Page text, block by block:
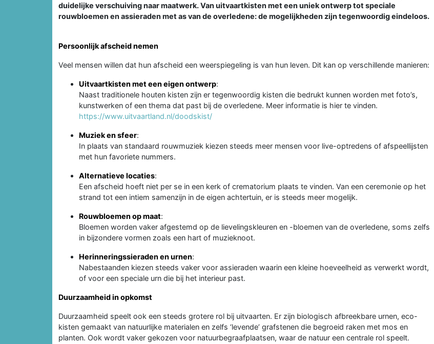
duidelijke verschuiving naar maatwerk. Van uitvaartkisten met een uniek ontwerp tot speciale
rouwbloemen en assieraden met as van de overledene: de mogelijkheden zijn tegenwoordig eindeloos.
Persoonlijk afscheid nemen
Veel mensen willen dat hun afscheid een weerspiegeling is van hun leven. Dit kan op verschillende manieren:
Uitvaartkisten met een eigen ontwerp:
Naast traditionele houten kisten zijn er tegenwoordig kisten die bedrukt kunnen worden met foto’s,
kunstwerken of een thema dat past bij de overledene. Meer informatie is hier te vinden.
https://www.uitvaartland.nl/doodskist/
Muziek en sfeer:
In plaats van standaard rouwmuziek kiezen steeds meer mensen voor live-optredens of afspeellijsten
met hun favoriete nummers.
Alternatieve locaties:
Een afscheid hoeft niet per se in een kerk of crematorium plaats te vinden. Van een ceremonie op het
strand tot een intiem samenzijn in de eigen achtertuin, er is steeds meer mogelijk.
Rouwbloemen op maat:
Bloemen worden vaker afgestemd op de lievelingskleuren en -bloemen van de overledene, soms zelfs
in bijzondere vormen zoals een hart of muzieknoot.
Herinneringssieraden en urnen:
Nabestaanden kiezen steeds vaker voor assieraden waarin een kleine hoeveelheid as verwerkt wordt,
of voor een speciale urn die bij het interieur past.
Duurzaamheid in opkomst
Duurzaamheid speelt ook een steeds grotere rol bij uitvaarten. Er zijn biologisch afbreekbare urnen, eco-
kisten gemaakt van natuurlijke materialen en zelfs ‘levende’ grafstenen die begroeid raken met mos en
planten. Ook wordt vaker gekozen voor natuurbegraafplaatsen, waar de natuur een centrale rol speelt.